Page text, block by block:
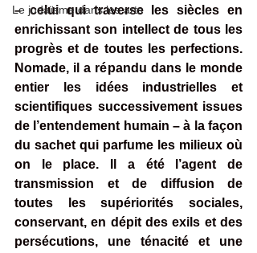
Le judaïsme dans les arts
– celui qui traverse les siècles en
enrichissant son intellect de tous les
progrès et de toutes les perfections.
Nomade, il a répandu dans le monde
entier les idées industrielles et
scientifiques successivement issues
de l’entendement humain – à la façon
du sachet qui parfume les milieux où
on le place. Il a été l’agent de
transmission et de diffusion de
toutes les supériorités sociales,
conservant, en dépit des exils et des
persécutions, une ténacité et une